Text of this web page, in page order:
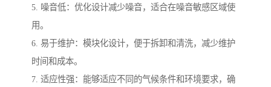
5. 噪音低：优化设计减少噪音，适合在噪音敏感区域使
用。
6. 易于维护：模块化设计，便于拆卸和清洗，减少维护
时间和成本。
7. 适应性强：能够适应不同的气候条件和环境要求，确